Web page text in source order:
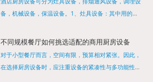
备，机械设备，保温设备。1、灶具设备：其中用的较
缺少的，经过相关检测证明的合格设备才能进行使用，
不同规模餐厅如何挑选适配的商用厨房设备
对于小型餐厅而言，空间有限，预算相对紧张。因此，
在选择厨房设备时，应注重设备的紧凑性与多功能性。